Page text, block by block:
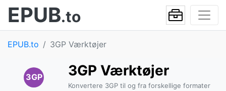
EPUB.to
EPUB.to 3GP Værktøjer
3GP 3GP Værktøjer
Konvertere 3GP til og fra forskellige formater